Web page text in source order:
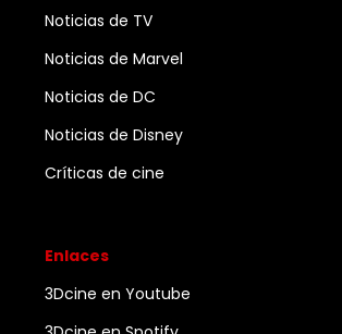
Noticias de TV
Noticias de Marvel
Noticias de DC
Noticias de Disney
Críticas de cine
Enlaces
3Dcine en Youtube